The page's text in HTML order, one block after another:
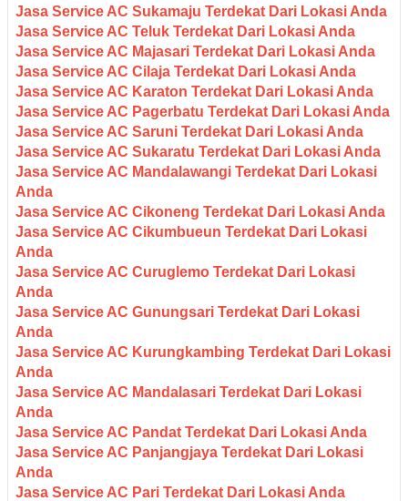
Jasa Service AC Sukamaju Terdekat Dari Lokasi Anda
Jasa Service AC Teluk Terdekat Dari Lokasi Anda
Jasa Service AC Majasari Terdekat Dari Lokasi Anda
Jasa Service AC Cilaja Terdekat Dari Lokasi Anda
Jasa Service AC Karaton Terdekat Dari Lokasi Anda
Jasa Service AC Pagerbatu Terdekat Dari Lokasi Anda
Jasa Service AC Saruni Terdekat Dari Lokasi Anda
Jasa Service AC Sukaratu Terdekat Dari Lokasi Anda
Jasa Service AC Mandalawangi Terdekat Dari Lokasi
Anda
Jasa Service AC Cikoneng Terdekat Dari Lokasi Anda
Jasa Service AC Cikumbueun Terdekat Dari Lokasi
Anda
Jasa Service AC Curuglemo Terdekat Dari Lokasi
Anda
Jasa Service AC Gunungsari Terdekat Dari Lokasi
Anda
Jasa Service AC Kurungkambing Terdekat Dari Lokasi
Anda
Jasa Service AC Mandalasari Terdekat Dari Lokasi
Anda
Jasa Service AC Pandat Terdekat Dari Lokasi Anda
Jasa Service AC Panjangjaya Terdekat Dari Lokasi
Anda
Jasa Service AC Pari Terdekat Dari Lokasi Anda